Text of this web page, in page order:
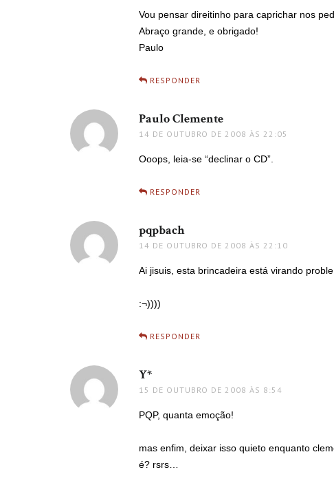
Vou pensar direitinho para caprichar nos
Abraço grande, e obrigado!
Paulo
RESPONDER
Paulo Clemente
14 DE OUTUBRO DE 2008 ÀS 22:05
Ooops, leia-se “declinar o CD”.
RESPONDER
pqpbachdisse:
14 DE OUTUBRO DE 2008 ÀS 22:10
Ai jisuis, esta brincadeira está virando
:¬))))
RESPONDER
Y*
15 DE OUTUBRO DE 2008 ÀS 8:54
PQP, quanta emoção!
mas enfim, deixar isso quieto enquanto
é? rsrs…